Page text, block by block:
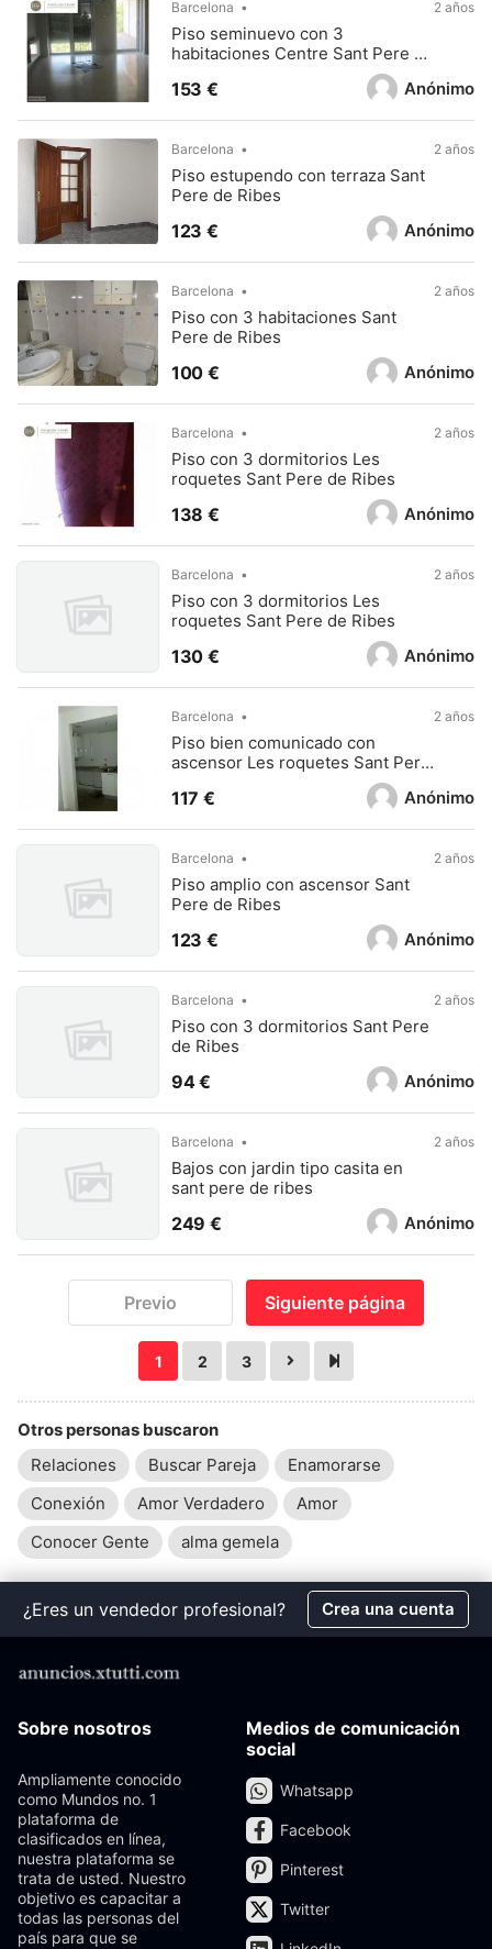
Anónimo
Barcelona 2 años
Piso seminuevo con 3
habitaciones Centre Sant Pere de
153 €
Anónimo
Barcelona 2 años
Piso estupendo con terraza Sant
Pere de Ribes
123 €
Anónimo
Barcelona 2 años
Piso con 3 habitaciones Sant
Pere de Ribes
100 €
Anónimo
Barcelona 2 años
Piso con 3 dormitorios Les
roquetes Sant Pere de Ribes
138 €
Anónimo
Barcelona 2 años
Piso con 3 dormitorios Les
roquetes Sant Pere de Ribes
130 €
Anónimo
Barcelona 2 años
Piso bien comunicado con
ascensor Les roquetes Sant Pere
117 €
Anónimo
Barcelona 2 años
Piso amplio con ascensor Sant
Pere de Ribes
123 €
Anónimo
Barcelona 2 años
Piso con 3 dormitorios Sant Pere
de Ribes
94 €
Anónimo
Barcelona 2 años
Bajos con jardin tipo casita en
sant pere de ribes
249 €
Previo Siguiente página
1 2 3
Otros personas buscaron
Relaciones
Buscar Pareja
Enamorarse
Conexión
Amor Verdadero
Amor
Conocer Gente
alma gemela
¿Eres un vendedor profesional? Crea una cuenta
Sobre nosotros
Ampliamente conocido
como Mundos no. 1
plataforma de
clasificados en línea,
nuestra plataforma se
trata de usted. Nuestro
objetivo es capacitar a
todas las personas del
país para que se
Medios de comunicación
social
Whatsapp
Facebook
Pinterest
Twitter